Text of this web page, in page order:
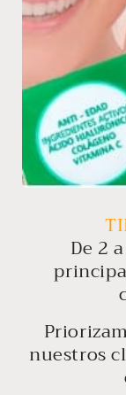
De 2
nuestros